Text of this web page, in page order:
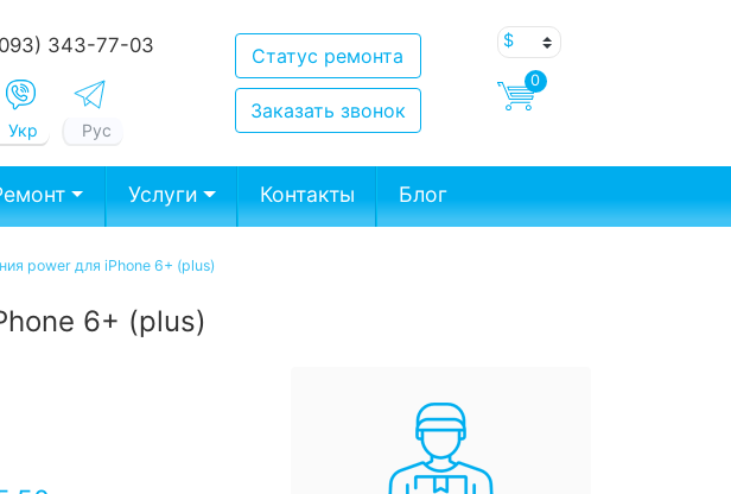
343-77-03
Укр Рус
Статус ремонта
Заказать звонок
0
Услуги Контакты Блог
power для iPhone 6+ (plus)
6+ (plus)